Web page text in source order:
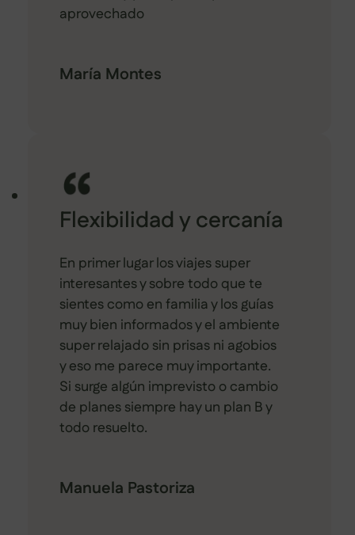
aprovechado
María Montes
Flexibilidad y cercanía
En primer lugar los viajes super
interesantes y sobre todo que te
sientes como en familia y los guías
muy bien informados y el ambiente
super relajado sin prisas ni agobios
y eso me parece muy importante.
Si surge algún imprevisto o cambio
de planes siempre hay un plan B y
todo resuelto.
Manuela Pastoriza